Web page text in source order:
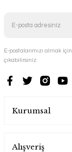
E-postalarımızı almak
çıkabilirsiniz.
Kurumsal
Alışveriş